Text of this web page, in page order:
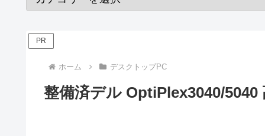
PR
ホーム デスクトップPC
整備済デル OptiPlex3040/5040